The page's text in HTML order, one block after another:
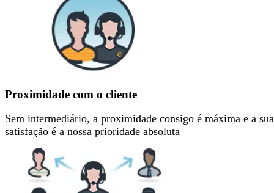
Proximidade com o cliente
Sem intermediário, a proximidade consigo é máxima e a sua
satisfação é a nossa prioridade absoluta